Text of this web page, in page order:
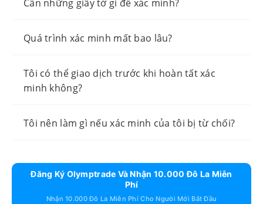
Cần những giấy tờ gì để xác minh?
Quá trình xác minh mất bao lâu?
Tôi có thể giao dịch trước khi hoàn tất xác
minh không?
Tôi nên làm gì nếu xác minh của tôi bị từ chối?
Đăng Ký Olymptrade Và Nhận 10.000 Đô La Miễn
Phí
Nhận 10.000 Đô La Miễn Phí Cho Người Mới Bắt Đầu